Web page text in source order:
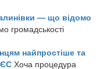
— що відомо
громадськості
найпростіше та
Хоча процедура